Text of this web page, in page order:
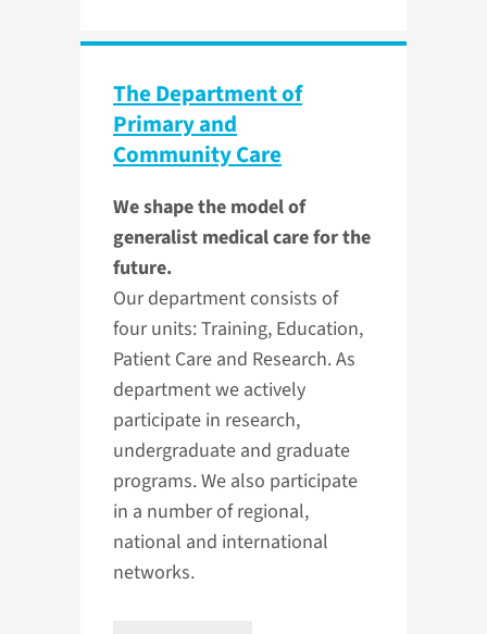
The Department of
Primary and
Community Care
We shape the model of
generalist medical care for the
future.
Our department consists of
four units: Training, Education,
Patient Care and Research. As
department we actively
participate in research,
undergraduate and graduate
programs. We also participate
in a number of regional,
national and international
networks.